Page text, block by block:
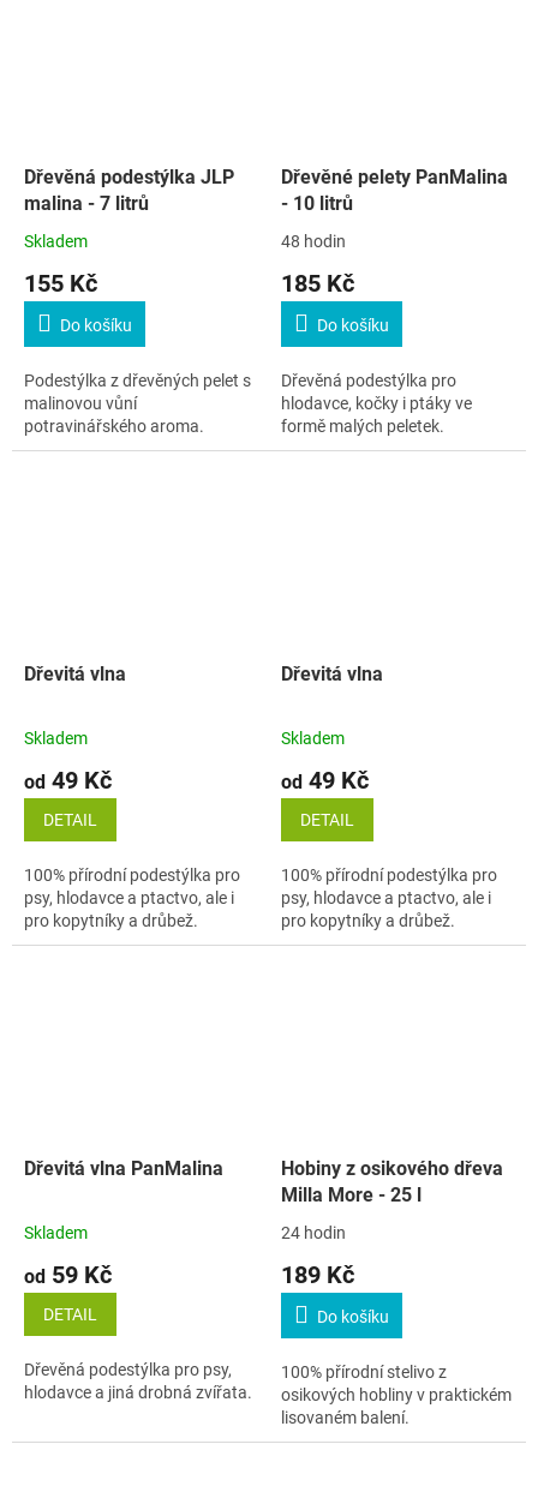
Dřevěná podestýlka JLP
malina - 7 litrů
Skladem
155 Kč
Do košíku
Podestýlka z dřevěných pelet s
malinovou vůní
potravinářského aroma.
Dřevěné pelety PanMalina
- 10 litrů
48 hodin
185 Kč
Do košíku
Dřevěná podestýlka pro
hlodavce, kočky i ptáky ve
formě malých peletek.
Dřevitá vlna
Skladem
od 49 Kč
DETAIL
100% přírodní podestýlka pro
psy, hlodavce a ptactvo, ale i
pro kopytníky a drůbež.
Dřevitá vlna
Skladem
od 49 Kč
DETAIL
100% přírodní podestýlka pro
psy, hlodavce a ptactvo, ale i
pro kopytníky a drůbež.
Dřevitá vlna PanMalina
Skladem
od 59 Kč
DETAIL
Dřevěná podestýlka pro psy,
hlodavce a jiná drobná zvířata.
Hobiny z osikového dřeva
Milla More - 25 l
24 hodin
189 Kč
Do košíku
100% přírodní stelivo z
osikových hobliny v praktickém
lisovaném balení.